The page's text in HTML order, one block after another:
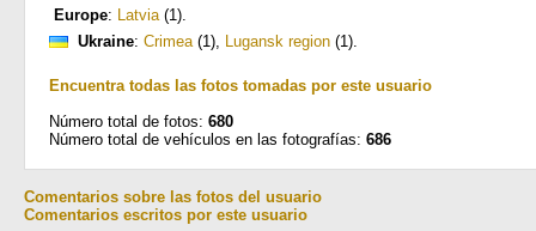
Europe: Latvia(1).
Ukraine: Crimea(1), Lugansk region (1).
Encuentra todas las fotos tomadas por este usuario
Número total de fotos: 680
Número total de vehículos en las fotografías: 686
Comentarios sobre las fotos del usuario
Comentarios escritos por este usuario